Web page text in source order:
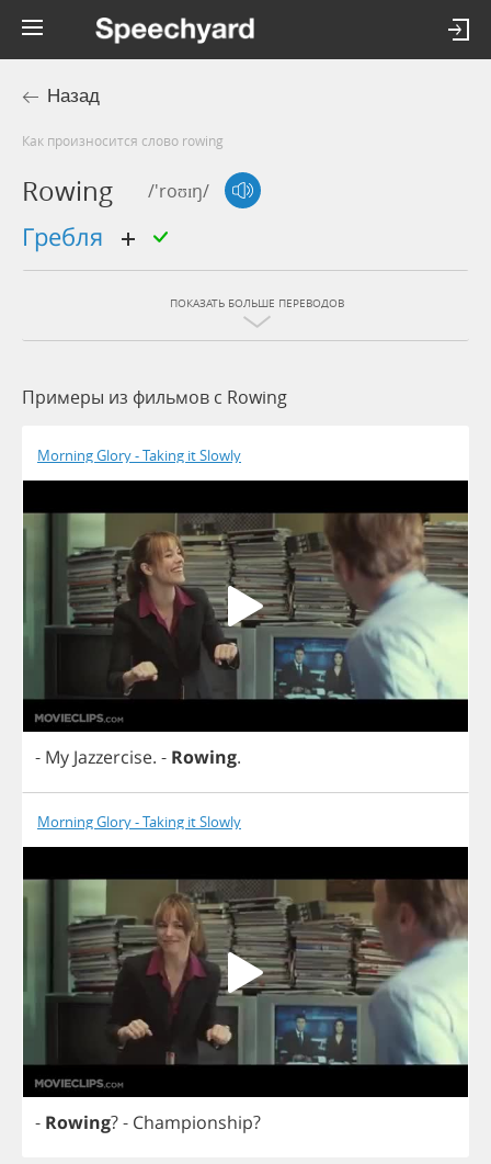
Назад
Как произносится слово rowing
Rowing /'roʊɪŋ/
гребля
ПОКАЗАТЬ БОЛЬШЕ ПЕРЕВОДОВ
Примеры из фильмов c Rowing
Morning Glory - Taking it Slowly
- My Jazzercise. - Rowing.
Morning Glory - Taking it Slowly
- Rowing?- Championship?